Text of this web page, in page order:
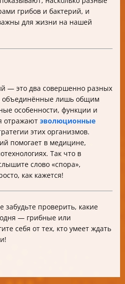
грибов и бактерий, и
для жизни на нашей
— это два совершенно разных
объединённые лишь общим
особенности, функции и
отражают эволюционные
этих организмов.
помогает в медицине,
Так что в
слово «спора»,
как кажется!
проверить, какие
— грибные или
себя от тех, кто умеет ждать